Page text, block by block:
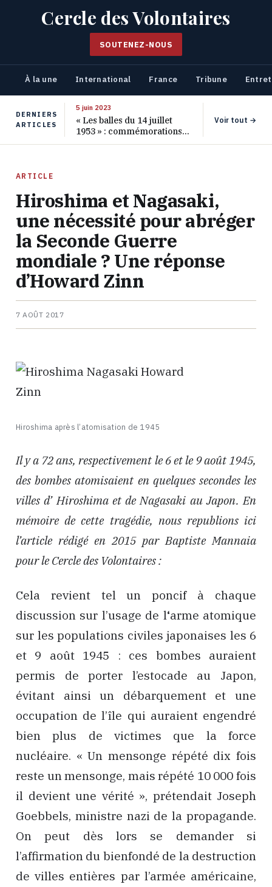
Cercle des Volontaires
SOUTENEZ-NOUS
À la une International France Tribune
DERNIERS
ARTICLES
5 juin 2023
« Les balles du 14 juillet
1953 » : commémorations
pour les 70 ans de ce
Voir tout →
ARTICLE
Hiroshima et Nagasaki,
une nécessité pour abréger
la Seconde Guerre
mondiale ? Une réponse
d’Howard Zinn
7 AOÛT 2017
Hiroshima après l’atomisation de 1945
Il y a 72 ans, respectivement le 6 et le 9 août 1945,
des bombes atomisaient en quelques secondes les
villes d’ Hiroshima et de Nagasaki au Japon. En
mémoire de cette tragédie, nous republions ici
l’article rédigé en 2015 par Baptiste Mannaia
pour le Cercle des Volontaires :
Cela revient tel un poncif à chaque
discussion sur l’usage de l‘arme atomique
sur les populations civiles japonaises les 6
et 9 août 1945 : ces bombes auraient
permis de porter l’estocade au Japon,
évitant ainsi un débarquement et une
occupation de l’île qui auraient engendré
bien plus de victimes que la force
nucléaire. « Un mensonge répété dix fois
reste un mensonge, mais répété 10 000 fois
il devient une vérité », prétendait Joseph
Goebbels, ministre nazi de la propagande.
On peut dès lors se demander si
l’affirmation du bienfondé de la destruction
de villes entières par l’armée américaine,